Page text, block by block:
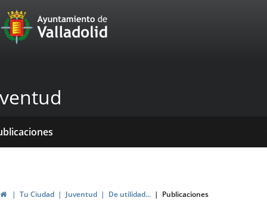
Portal
Web
Ayuntamiento
de
Valladolid
HomeTu Ciudad Juventud De utilidad... Publicaciones